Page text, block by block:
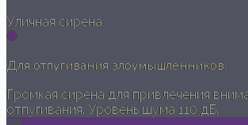
Уличная сирена
Для отпугивания злоумышленников.
Громкая сирена для привлечения
отпугивания. Уровень шума 110 дБ.